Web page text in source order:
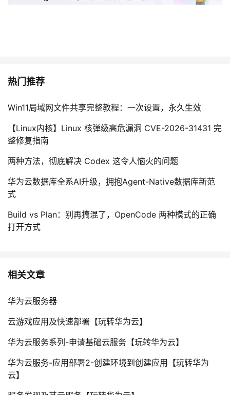
热门推荐
Win11局域网文件共享完整教程：一次设置，永久生效
【Linux内核】Linux 核弹级高危漏洞 CVE-2026-31431 完
整修复指南
两种方法，彻底解决 Codex 这令人恼火的问题
华为云数据库全系AI升级，拥抱Agent-Native数据库新范
式
Build vs Plan：别再搞混了，OpenCode 两种模式的正确
打开方式
相关文章
华为云服务器
云游戏应用及快速部署【玩转华为云】
华为云服务系列-申请基础云服务【玩转华为云】
华为云服务-应用部署2-创建环境到创建应用【玩转华为
云】